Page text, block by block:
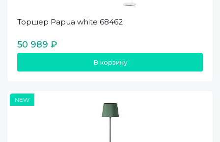
Торшер Papua white 68462
50 989 ₽
В корзину
NEW